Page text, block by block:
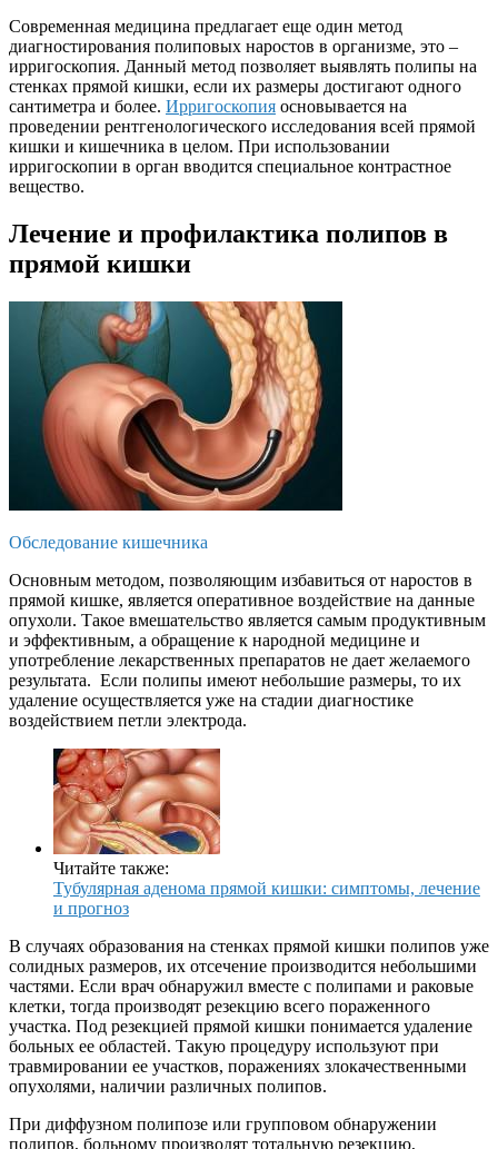
Современная медицина предлагает еще один метод
диагностирования полиповых наростов в организме, это –
ирригоскопия. Данный метод позволяет выявлять полипы на
стенках прямой кишки, если их размеры достигают одного
сантиметра и более. Ирригоскопия основывается на
проведении рентгенологического исследования всей прямой
кишки и кишечника в целом. При использовании
ирригоскопии в орган вводится специальное контрастное
вещество.
Лечение и профилактика полипов в
прямой кишки
Обследование кишечника
Основным методом, позволяющим избавиться от наростов в
прямой кишке, является оперативное воздействие на данные
опухоли. Такое вмешательство является самым продуктивным
и эффективным, а обращение к народной медицине и
употребление лекарственных препаратов не дает желаемого
результата. Если полипы имеют небольшие размеры, то их
удаление осуществляется уже на стадии диагностике
воздействием петли электрода.
Читайте также:
Тубулярная аденома прямой кишки: симптомы, лечение
и прогноз
В случаях образования на стенках прямой кишки полипов уже
солидных размеров, их отсечение производится небольшими
частями. Если врач обнаружил вместе с полипами и раковые
клетки, тогда производят резекцию всего пораженного
участка. Под резекцией прямой кишки понимается удаление
больных ее областей. Такую процедуру используют при
травмировании ее участков, поражениях злокачественными
опухолями, наличии различных полипов.
При диффузном полипозе или групповом обнаружении
полипов, больному производят тотальную резекцию,